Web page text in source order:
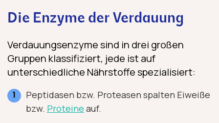
Die Enzyme der Verdauung
Verdauungsenzyme sind in drei großen
Gruppen klassifiziert, jede ist auf
unterschiedliche Nährstoffe spezialisiert:
Peptidasen bzw. Proteasen spalten Eiweiße
bzw. Proteine auf.